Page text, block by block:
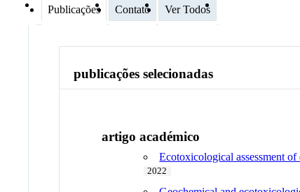
Publicações Contato Ver Todos
publicações selecionadas
artigo académico
Ecotoxicological assessment
2022